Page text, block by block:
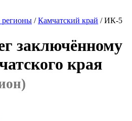
/Камчатский край / ИК-5
заключённому
края